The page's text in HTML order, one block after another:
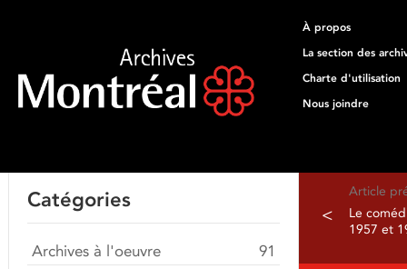
À propos
La section des
Charte d'utilisation
Nous joindre
Article
<
Le
1957 et
Catégories
Archives à l'oeuvre
91